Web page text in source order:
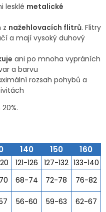
lesklé metalické
z nažehlovacích flitrů. Flitry
a mají vysoký duhový
ani po mnoha vypráních
a barvu
rozsah pohybů a
140 150 160
121-126 127-132 133-140
68-74 72-78
76-82
56-60 59-63
62-67